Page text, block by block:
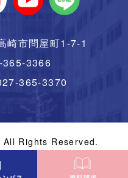
市問屋町1-7-1
3366
365-3370
Rights Reserved.